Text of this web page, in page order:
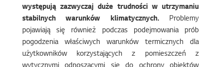
występują zazwyczaj duże trudności w utrzymaniu
stabilnych warunków klimatycznych. Problemy
pojawiają się również podczas podejmowania prób
pogodzenia właściwych warunków termicznych dla
użytkowników korzystających z pomieszczeń z